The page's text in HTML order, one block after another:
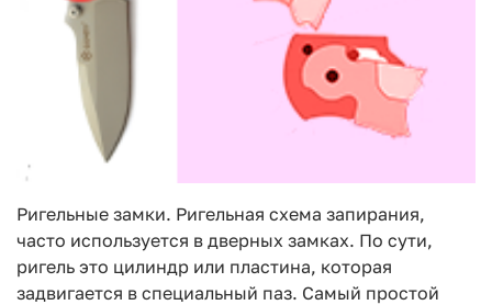
Ригельные замки. Ригельная схема запирания,
часто используется в дверных замках. По сути,
ригель это цилиндр или пластина, которая
задвигается в специальный паз. Самый простой